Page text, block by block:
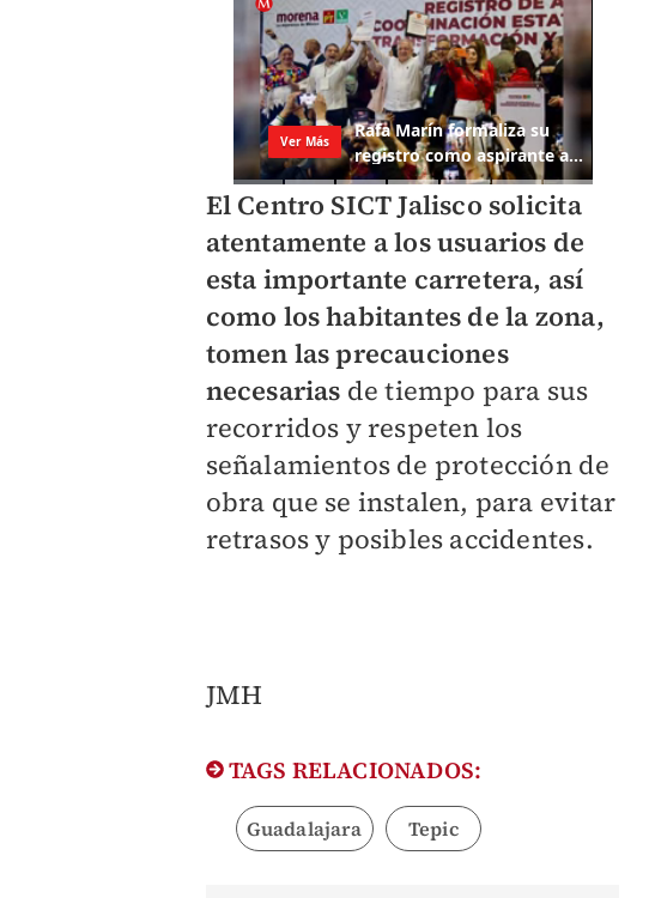
El Centro SICT Jalisco solicita
atentamente a los usuarios de
esta importante carretera, así
como los habitantes de la zona,
tomen las precauciones
necesarias de tiempo para sus
recorridos y respeten los
señalamientos de protección de
obra que se instalen, para evitar
retrasos y posibles accidentes.
JMH
TAGS RELACIONADOS:
Guadalajara Tepic